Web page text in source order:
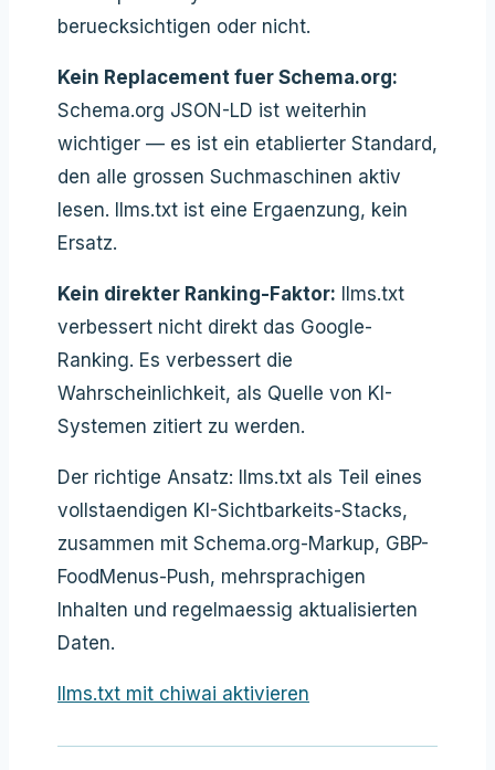
beruecksichtigen oder nicht.
Kein Replacement fuer Schema.org:
Schema.org JSON-LD ist weiterhin
wichtiger — es ist ein etablierter Standard,
den alle grossen Suchmaschinen aktiv
lesen. llms.txt ist eine Ergaenzung, kein
Ersatz.
Kein direkter Ranking-Faktor: llms.txt
verbessert nicht direkt das Google-
Ranking. Es verbessert die
Wahrscheinlichkeit, als Quelle von KI-
Systemen zitiert zu werden.
Der richtige Ansatz: llms.txt als Teil eines
vollstaendigen KI-Sichtbarkeits-Stacks,
zusammen mit Schema.org-Markup, GBP-
FoodMenus-Push, mehrsprachigen
Inhalten und regelmaessig aktualisierten
Daten.
llms.txt mit chiwai aktivieren